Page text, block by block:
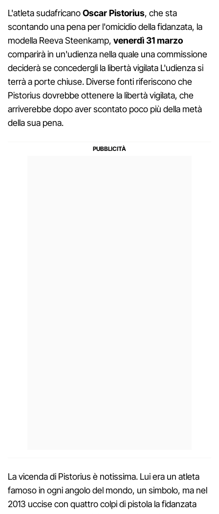
L'atleta sudafricanoOscar Pistorius, che sta
scontando una pena per l'omicidio della fidanzata, la
modella Reeva Steenkamp, venerdì 31 marzo
comparirà in un'udienza nella quale una commissione
deciderà se concedergli la libertà vigilata L'udienza si
terrà a porte chiuse. Diverse fonti riferiscono che
Pistorius dovrebbe ottenere la libertà vigilata, che
arriverebbe dopo aver scontato poco più della metà
della sua pena.
La vicenda di Pistorius è notissima. Lui era un atleta
famoso in ogni angolo del mondo, un simbolo, ma nel
2013 uccise con quattro colpi di pistola la fidanzata